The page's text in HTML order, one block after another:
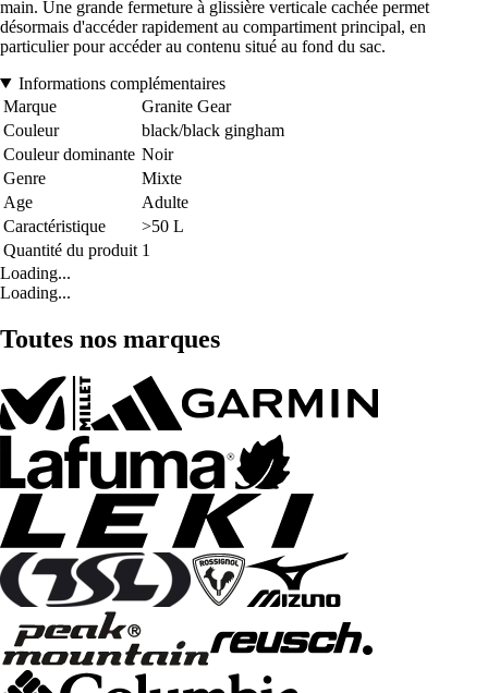
main. Une grande fermeture à glissière verticale cachée permet
désormais d'accéder rapidement au compartiment principal, en
particulier pour accéder au contenu situé au fond du sac.
Informations complémentaires
Marque
Granite Gear
Couleur
black/black gingham
Couleur dominante Noir
Genre
Mixte
Age
Adulte
Caractéristique
>50 L
Quantité du produit 1
Loading...
Loading...
Toutes nos marques